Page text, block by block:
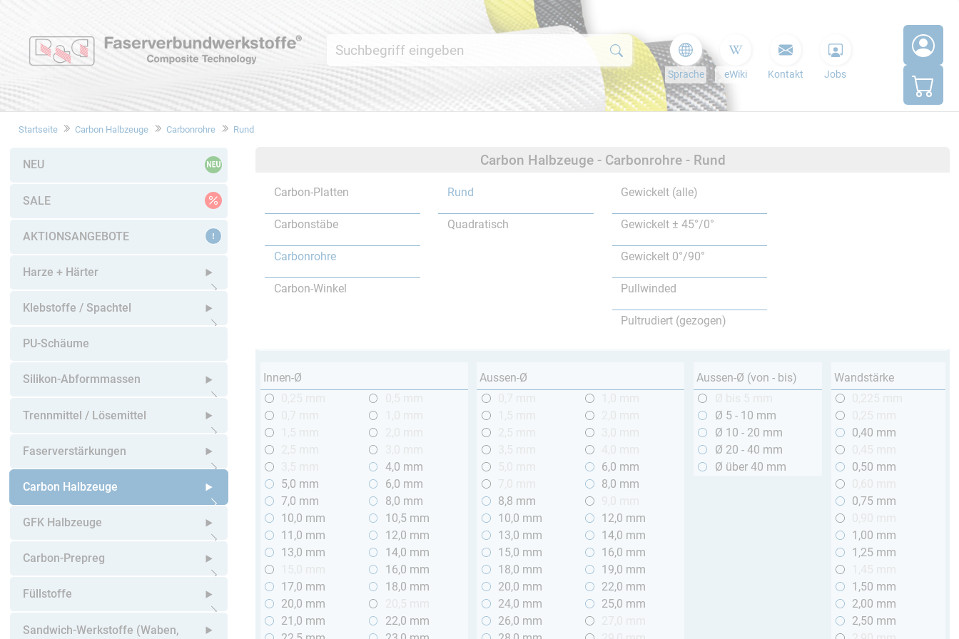
Sprache eWiki Kontakt Jobs
Startseite Carbon Halbzeuge Carbonrohre Rund
NEU
SALE
AKTIONSANGEBOTE
Harze + Härter
Untermenü öffnen
Klebstoffe / Spachtel
PU-Schäume
Silikon-Abformmassen
Untermenü öffnen
Trennmittel / Lösemittel
Untermenü öffnen
Faserverstärkungen
Untermenü öffnen
Carbon Halbzeuge
Untermenü öffnen
GFK Halbzeuge
Untermenü öffnen
Carbon-Prepreg
Untermenü öffnen
Füllstoffe
Untermenü öffnen
Sandwich-Werkstoffe (Waben,
Carbon Halbzeuge - Carbonrohre - Rund
Carbon-Platten
Carbonstäbe
Carbonrohre
Carbon-Winkel
Rund
Quadratisch
Gewickelt (alle)
Gewickelt ± 45°/0°
Gewickelt 0°/90°
Pullwinded
Pultrudiert (gezogen)
Innen-Ø
4,0 mm
5,0 mm
6,0 mm
7,0 mm
8,0 mm
10,0 mm
10,5 mm
11,0 mm
12,0 mm
13,0 mm
14,0 mm
16,0 mm
17,0 mm
18,0 mm
20,0 mm
21,0 mm
22,0 mm
Aussen-Ø
6,0 mm
8,0 mm
8,8 mm
10,0 mm
12,0 mm
13,0 mm
14,0 mm
15,0 mm
16,0 mm
18,0 mm
19,0 mm
20,0 mm
22,0 mm
24,0 mm
25,0 mm
26,0 mm
Aussen-Ø (von - bis)
Ø 5 - 10 mm
Ø 10 - 20 mm
Ø 20 - 40 mm
Ø über 40 mm
Wandstärke
0,40 mm
0,50 mm
0,75 mm
1,00 mm
1,25 mm
1,50 mm
2,00 mm
2,50 mm